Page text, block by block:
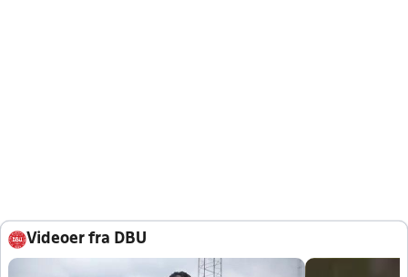
Videoer fra DBU